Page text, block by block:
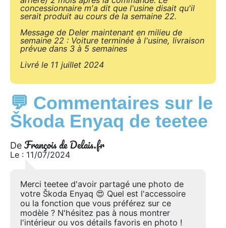
concessionnaire m'a dit que l'usine disait qu'il
serait produit au cours de la semaine 22.
Message de Deler maintenant en milieu de
semaine 22 : Voiture terminée à l'usine, livraison
prévue dans 3 à 5 semaines
Livré le 11 juillet 2024
💬 Commentaires sur le
Škoda Enyaq de teetee
De François de Delais.fr
Le : 11/07/2024
Merci teetee d'avoir partagé une photo de
votre Škoda Enyaq 😍 Quel est l'accessoire
ou la fonction que vous préférez sur ce
modèle ? N'hésitez pas à nous montrer
l'intérieur ou vos détails favoris en photo !